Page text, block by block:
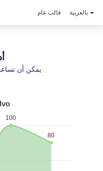
قالب عام بالعربية
يمكن أن